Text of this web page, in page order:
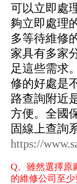
可以立即處
夠立即處理
多等待維修
家具有多家
足這些需求
修的好處是
路查詢附近
方便。全國
固線上查詢
https://
Q、雖然選擇原
的維修公司至少